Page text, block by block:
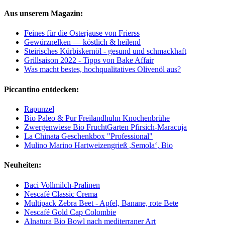
Aus unserem Magazin:
Feines für die Osterjause von Frierss
Gewürznelken — köstlich & heilend
Steirisches Kürbiskernöl - gesund und schmackhaft
Grillsaison 2022 - Tipps von Bake Affair
Was macht bestes, hochqualitatives Olivenöl aus?
Piccantino entdecken:
Rapunzel
Bio Paleo & Pur Freilandhuhn Knochenbrühe
Zwergenwiese Bio FruchtGarten Pfirsich-Maracuja
La Chinata Geschenkbox "Professional"
Mulino Marino Hartweizengrieß ,Semola‘, Bio
Neuheiten:
Baci Vollmilch-Pralinen
Nescafé Classic Crema
Multipack Zebra Beet - Apfel, Banane, rote Bete
Nescafé Gold Cap Colombie
Alnatura Bio Bowl nach mediterraner Art